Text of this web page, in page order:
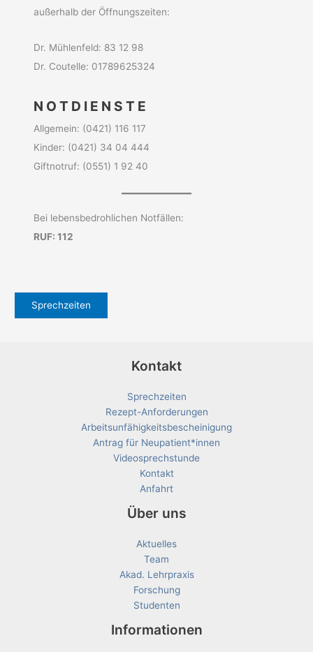
außerhalb der Öffnungszeiten:
Dr. Mühlenfeld: 83 12 98
Dr. Coutelle: 01789625324
N O T D I E N S T E
Allgemein: (0421) 116 117
Kinder: (0421) 34 04 444
Giftnotruf: (0551) 1 92 40
Bei lebensbedrohlichen Notfällen:
RUF: 112
Sprechzeiten
Kontakt
Sprechzeiten
Rezept-Anforderungen
Arbeitsunfähigkeitsbescheinigung
Antrag für Neupatient*innen
Videosprechstunde
Kontakt
Anfahrt
Über uns
Aktuelles
Team
Akad. Lehrpraxis
Forschung
Studenten
Informationen